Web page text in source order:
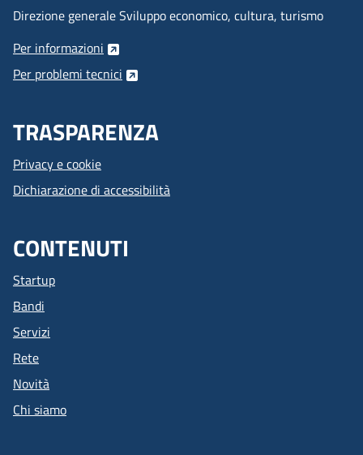
Direzione generale Sviluppo economico, cultura, turismo
Per informazioni
Per problemi tecnici
TRASPARENZA
Privacy e cookie
Dichiarazione di accessibilità
CONTENUTI
Startup
Bandi
Servizi
Rete
Novità
Chi siamo